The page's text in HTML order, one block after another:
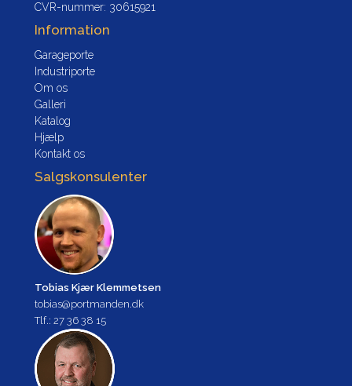
CVR-nummer: 30615921
Information
Garageporte
Industriporte
Om os
Galleri
Katalog
Hjælp
Kontakt os
Salgskonsulenter
Tobias Kjær Klemmetsen
tobias@portmanden.dk
Tlf.: 27 36 38 15